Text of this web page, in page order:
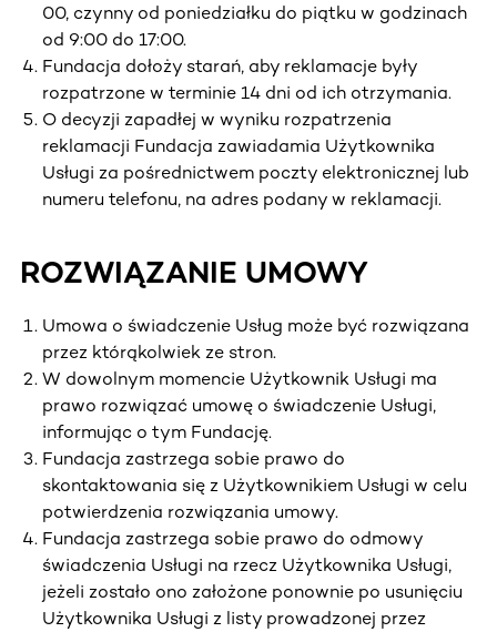
00, czynny od poniedziałku do piątku w godzinach
od 9:00 do 17:00.
Fundacja dołoży starań, aby reklamacje były
rozpatrzone w terminie 14 dni od ich otrzymania.
O decyzji zapadłej w wyniku rozpatrzenia
reklamacji Fundacja zawiadamia Użytkownika
Usługi za pośrednictwem poczty elektronicznej lub
numeru telefonu, na adres podany w reklamacji.
ROZWIĄZANIE UMOWY
Umowa o świadczenie Usług może być rozwiązana
przez którąkolwiek ze stron.
W dowolnym momencie Użytkownik Usługi ma
prawo rozwiązać umowę o świadczenie Usługi,
informując o tym Fundację.
Fundacja zastrzega sobie prawo do
skontaktowania się z Użytkownikiem Usługi w celu
potwierdzenia rozwiązania umowy.
Fundacja zastrzega sobie prawo do odmowy
świadczenia Usługi na rzecz Użytkownika Usługi,
jeżeli zostało ono założone ponownie po usunięciu
Użytkownika Usługi z listy prowadzonej przez